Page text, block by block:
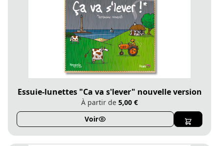
Essuie-lunettes "Ca va s'lever" nouvelle version
À partir de 5,00 €
Voir